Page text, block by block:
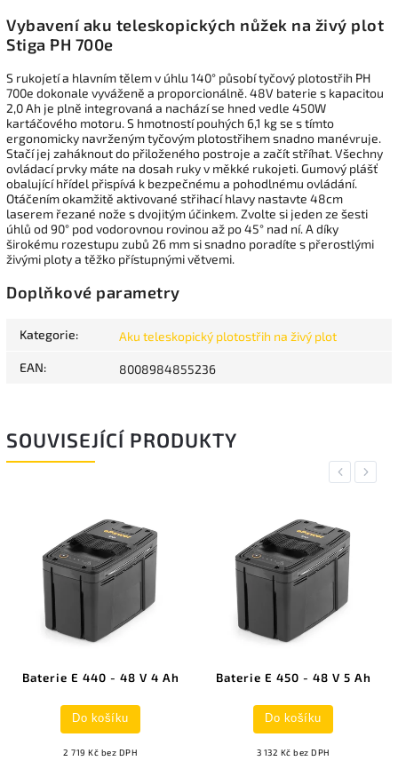
Vybavení aku teleskopických nůžek na živý plot
Stiga PH 700e
S rukojetí a hlavním tělem v úhlu 140° působí tyčový plotostřih PH
700e dokonale vyváženě a proporcionálně. 48V baterie s kapacitou
2,0 Ah je plně integrovaná a nachází se hned vedle 450W
kartáčového motoru. S hmotností pouhých 6,1 kg se s tímto
ergonomicky navrženým tyčovým plotostřihem snadno manévruje.
Stačí jej zaháknout do přiloženého postroje a začít stříhat. Všechny
ovládací prvky máte na dosah ruky v měkké rukojeti. Gumový plášť
obalující hřídel přispívá k bezpečnému a pohodlnému ovládání.
Otáčením okamžitě aktivované střihací hlavy nastavte 48cm
laserem řezané nože s dvojitým účinkem. Zvolte si jeden ze šesti
úhlů od 90° pod vodorovnou rovinou až po 45° nad ní. A díky
širokému rozestupu zubů 26 mm si snadno poradíte s přerostlými
živými ploty a těžko přístupnými větvemi.
Doplňkové parametry
Kategorie: Aku teleskopický plotostřih na živý plot
EAN: 8008984855236
SOUVISEJÍCÍ PRODUKTY
Previous
48 V 4 Ah Baterie E 450 - 48 V 5 Ah
Rychlonabíječka
Next